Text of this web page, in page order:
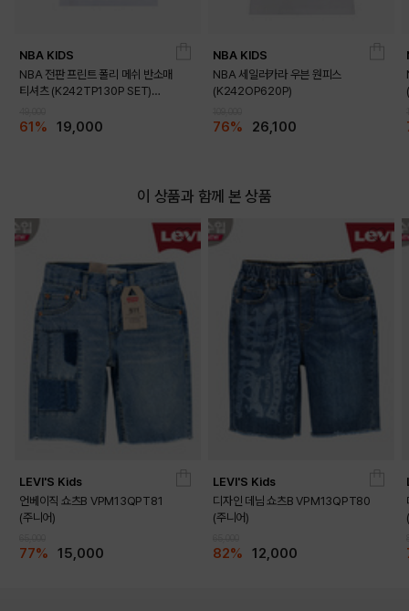
NBA KIDS
NBA 전판 프린트 폴리 메쉬 반소매
티셔츠 (K242TP130P SET)
61% 19,000
NBA KIDS
NBA 세일러카라 우븐 원피스
(K242OP620P)
76% 26,100
이 상품과 함께 본 상품
LEVI'S Kids
언베이직 쇼츠B VPM13QPT81
(주니어)
77% 15,000
LEVI'S Kids
디자인 데님 쇼츠B VPM13QPT80
(주니어)
82% 12,000